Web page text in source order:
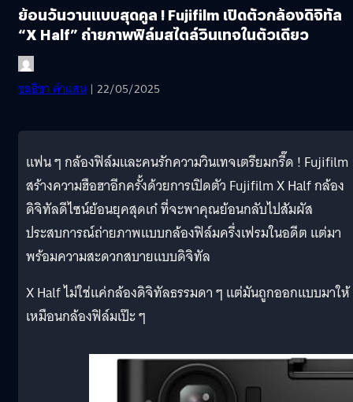
ย้อนวันวานแบบสุดคูล ! Fujifilm เปิดตัวกล้องดิจิทัล
“X Half” ถ่ายภาพฟิล์มสไตล์วินเทจในตัวเดียว
ชลธิชา คำแสน | 22/05/2025
แฟน ๆ กล้องฟิล์มและคนรักความวินเทจเตรียมกรี๊ด ! Fujifilm
สร้างความฮือฮาอีกครั้งด้วยการเปิดตัว Fujifilm X Half กล้อง
ดิจิทัลดีไซน์ย้อนยุคสุดเก๋ ที่จะพาคุณย้อนกลับไปสัมผัส
ประสบการณ์ถ่ายภาพแบบกล้องฟิล์มครึ่งเฟรมในอดีต แต่มา
พร้อมความสะดวกสบายแบบดิจิทัล
X Half ไม่ใช่แค่กล้องดิจิทัลธรรมดา ๆ แต่มันถูกออกแบบมาให้
เหมือนกล้องฟิล์มเป๊ะ ๆ